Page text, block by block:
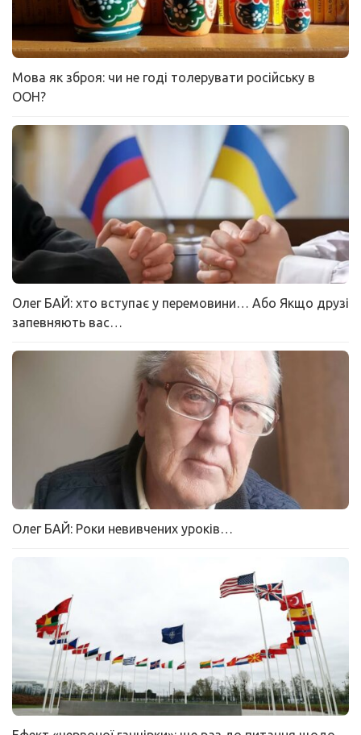
Мова як зброя: чи не годі толерувати російську в
ООН?
Олег БАЙ: хто вступає у перемовини… Або Якщо друзі
запевняють вас…
Олег БАЙ: Роки невивчених уроків…